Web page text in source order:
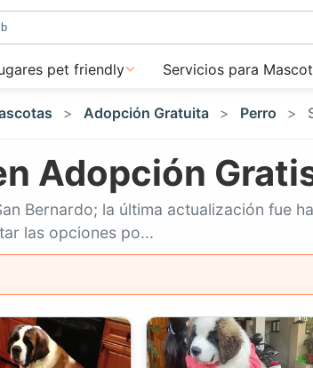
pet friendly Servicios para
Adopción Gratuita Perro
Adopción
Bernardo; la última actualización fue
las opciones po...